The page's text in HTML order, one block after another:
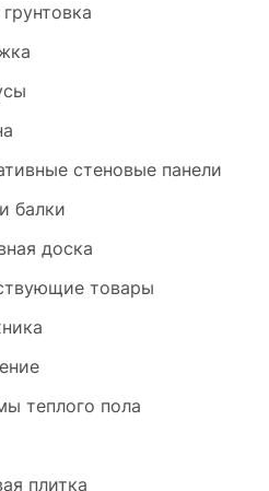
стеновые панели
балки
доска
товары
теплого пола
плитка